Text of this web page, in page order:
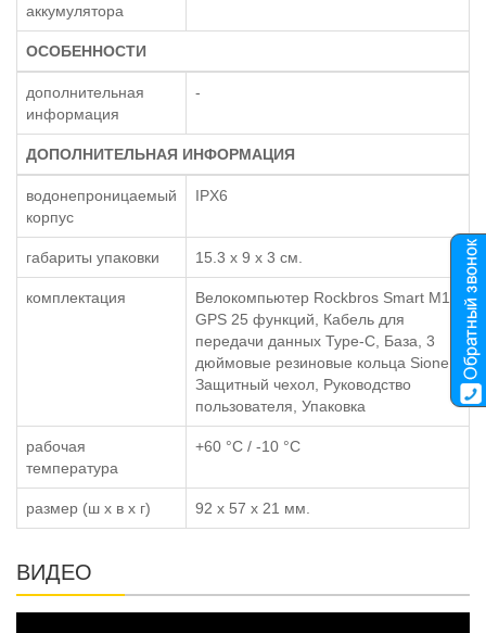
аккумулятора
ОСОБЕННОСТИ
дополнительная
информация
-
ДОПОЛНИТЕЛЬНАЯ ИНФОРМАЦИЯ
водонепроницаемый
корпус
IPX6
габариты упаковки 15.3 x 9 x 3 см.
комплектация
Велокомпьютер Rockbros Smart M1
GPS 25 функций, Кабель для
передачи данных Type-C, База, 3
дюймовые резиновые кольца Sione,
Защитный чехол, Руководство
пользователя, Упаковка
рабочая
температура
+60 °C / -10 °C
размер (ш x в x г) 92 x 57 x 21 мм.
ВИДЕО